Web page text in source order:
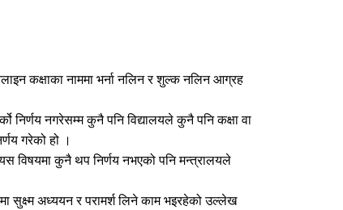
कक्षाका नाममा भर्ना नलिन र शुल्क नलिन आग्रह
निर्णय नगरेसम्म कुनै पनि विद्यालयले कुनै पनि कक्षा वा
गरेको हो ।
यस विषयमा कुनै थप निर्णय नभएको पनि मन्त्रालयले
सुक्ष्म अध्ययन र परामर्श लिने काम भइरहेको उल्लेख